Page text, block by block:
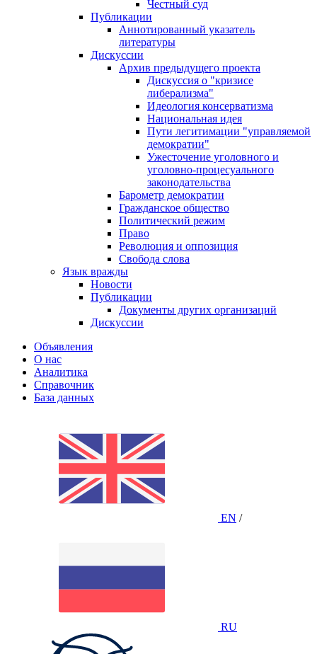
Честный суд
Публикации
Аннотированный указатель
литературы
Дискуссии
Архив предыдущего проекта
Дискуссия о "кризисе
либерализма"
Идеология консерватизма
Национальная идея
Пути легитимации "управляемой
демократии"
Ужесточение уголовного и
уголовно-процесуального
законодательства
Барометр демократии
Гражданское общество
Политический режим
Право
Революция и оппозиция
Свобода слова
Язык вражды
Новости
Публикации
Документы других организаций
Дискуссии
Объявления
О нас
Аналитика
Справочник
База данных
EN /
RU